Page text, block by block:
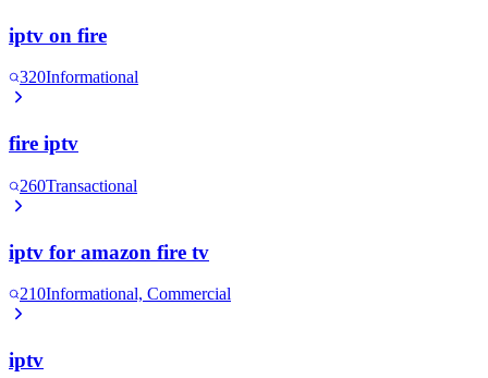
iptv on fire
320Informational
fire iptv
260Transactional
iptv for amazon fire tv
210Informational, Commercial
iptv